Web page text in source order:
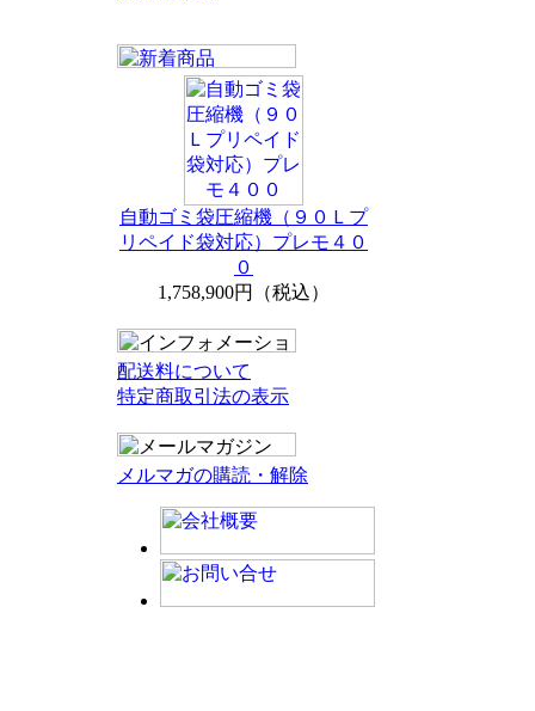
自動ゴミ袋圧縮機（９０Ｌプ
リペイド袋対応）プレモ４０
０
1,758,900円（税込）
配送料について
特定商取引法の表示
メルマガの購読・解除